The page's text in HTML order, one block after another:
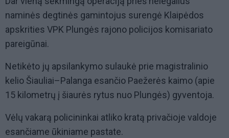
naminės degtinės gamintojus surengė Klaipėdos
apskrities VPK Plungės rajono policijos komisariato
pareigūnai.
Netikėto jų apsilankymo sulaukė prie magistralinio
kelio Šiauliai–Palanga esančio Paežerės kaimo (apie
15 kilometrų į šiaurės rytus nuo Plungės) gyventoja.
Vėlų vakarą policininkai atliko kratą privačioje valdoje
esančiame ūkiniame pastate.